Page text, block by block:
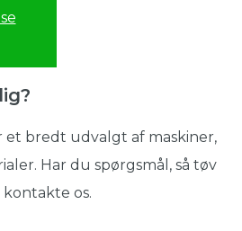
et bredt udvalgt af maskiner,
Har du spørgsmål, så tøv
os.